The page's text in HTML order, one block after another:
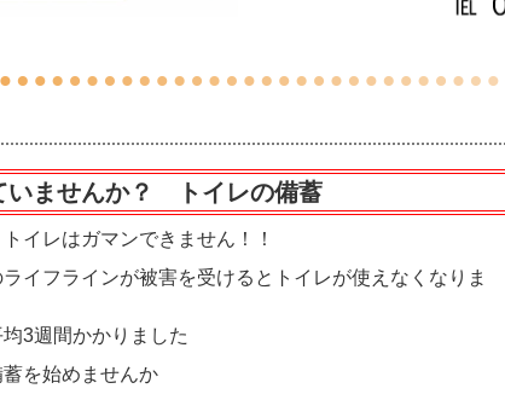
いませんか？ トイレの備蓄
イレはガマンできません！！
イフラインが被害を受けるとトイレが使えなくなりま
3週間かかりました
を始めませんか